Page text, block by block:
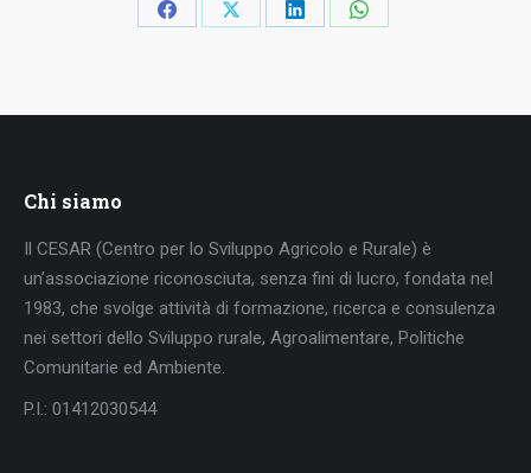
CondividiCondividiCondividiCondividi
Chi siamo
Il CESAR (Centro per lo Sviluppo Agricolo e Rurale) è
un’associazione riconosciuta, senza fini di lucro, fondata nel
1983, che svolge attività di formazione, ricerca e consulenza
nei settori dello Sviluppo rurale, Agroalimentare, Politiche
Comunitarie ed Ambiente.
P.I.: 01412030544